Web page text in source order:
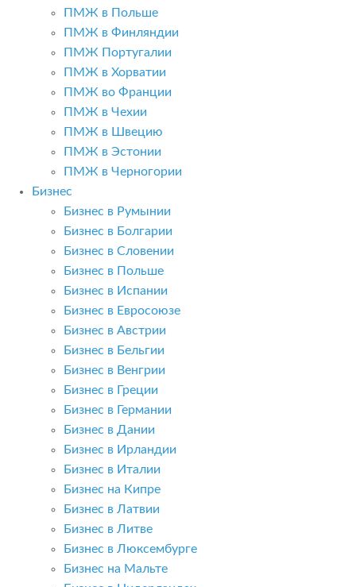
ПМЖ в Польше
ПМЖ в Финляндии
ПМЖ Португалии
ПМЖ в Хорватии
ПМЖ во Франции
ПМЖ в Чехии
ПМЖ в Швецию
ПМЖ в Эстонии
ПМЖ в Черногории
Бизнес
Бизнес в Румынии
Бизнес в Болгарии
Бизнес в Словении
Бизнес в Польше
Бизнес в Испании
Бизнес в Евросоюзе
Бизнес в Австрии
Бизнес в Бельгии
Бизнес в Венгрии
Бизнес в Греции
Бизнес в Германии
Бизнес в Дании
Бизнес в Ирландии
Бизнес в Италии
Бизнес на Кипре
Бизнес в Латвии
Бизнес в Литве
Бизнес в Люксембурге
Бизнес на Мальте